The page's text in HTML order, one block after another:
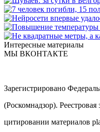
Интересные материалы
МЫ ВКОНТАКТЕ
Зарегистрировано
(Роскомнадзор).
цитировании материалов